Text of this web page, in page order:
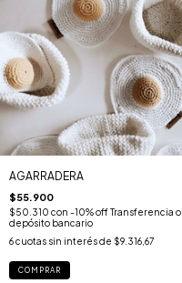
AGARRADERA
$55.900
$50.310 con -10% off Transferencia o
depósito bancario
6cuotas sin interés de $9.316,67